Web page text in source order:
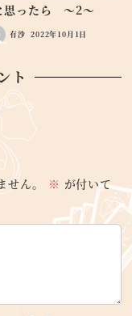
思ったら ～2～
有沙 2022年10月1日
ト
ん。 ※ が付いて